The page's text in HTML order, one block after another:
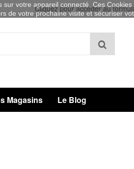
Cliquez pour accéder au
Magasins Le Blog
votre appareil connecté. Ces
de votre prochaine visite et sécuriser